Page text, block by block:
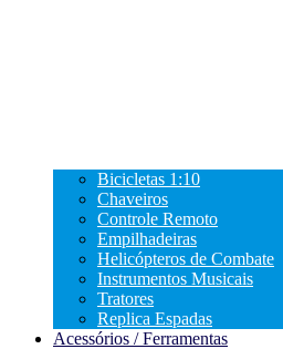
Bicicletas 1:10
Chaveiros
Controle Remoto
Empilhadeiras
Helicópteros de Combate
Instrumentos Musicais
Tratores
Replica Espadas
Acessórios / Ferramentas